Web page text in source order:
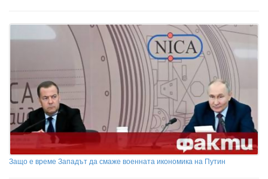
Защо е време Западът да смаже военната икономика на Путин